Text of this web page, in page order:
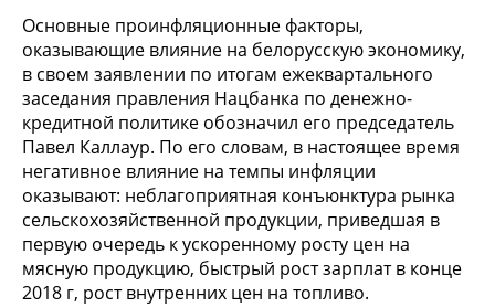
Основные проинфляционные факторы,
оказывающие влияние на белорусскую экономику,
в своем заявлении по итогам ежеквартального
заседания правления Нацбанка по денежно-
кредитной политике обозначил его председатель
Павел Каллаур. По его словам, в настоящее время
негативное влияние на темпы инфляции
оказывают: неблагоприятная конъюнктура рынка
сельскохозяйственной продукции, приведшая в
первую очередь к ускоренному росту цен на
мясную продукцию, быстрый рост зарплат в конце
2018 г, рост внутренних цен на топливо.